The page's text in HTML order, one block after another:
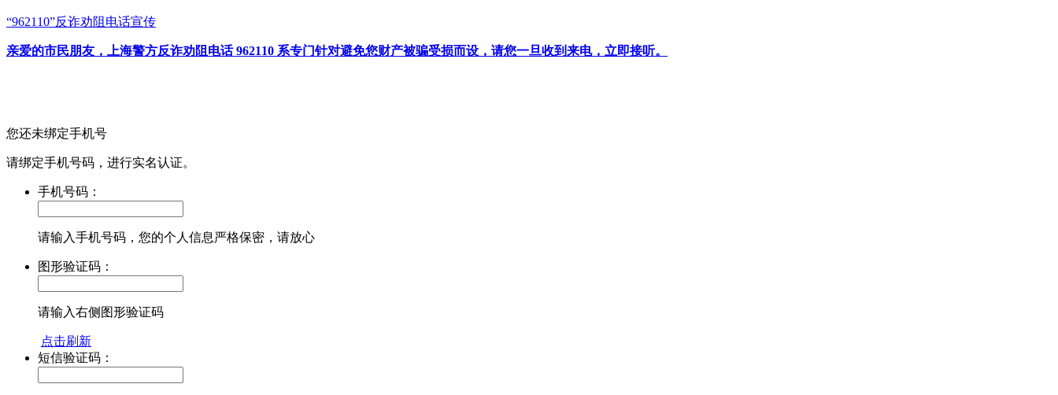
“962110”反诈劝阻电话宣传
亲爱的市民朋友，上海警方反诈劝阻电话 962110 系专门针对避免您财产被骗受损而设，请您一旦收到来电，立即接听。
您还未绑定手机号
请绑定手机号码，进行实名认证。
手机号码：
请输入手机号码，您的个人信息严格保密，请放心
图形验证码：
请输入右侧图形验证码
点击刷新
短信验证码：